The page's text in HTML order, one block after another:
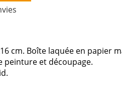
cm. Boîte laquée en papier
peinture et découpage.